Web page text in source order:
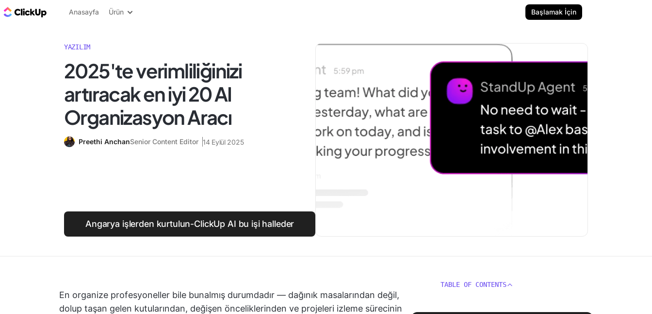
ClickUp Blog
Anasayfa Ürün Başlamak İçin
YAZILIM
2025'te verimliliğinizi
artıracak en iyi 20 AI
Organizasyon Aracı
Preethi AnchanSenior Content Editor 14 Eylül 2025
Angarya işlerden kurtulun-ClickUp AI bu işi halleder
En organize profesyoneller bile bunalmış durumdadır — dağınık masalarından değil,
dolup taşan gelen kutularından, değişen önceliklerinden ve projeleri izleme sürecinin
TABLE OF CONTENTS